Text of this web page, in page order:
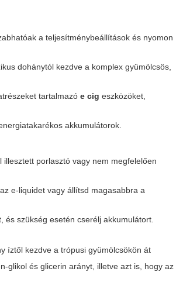
a teljesítménybeállítások és nyomon
dohánytól kezdve a komplex gyümölcsös,
tartalmazóe cig eszközöket,
akkumulátorok.
porlasztó vagy nem megfelelően
e-liquidet vagy állítsd magasabbra a
szükség esetén cserélj akkumulátort.
íztől kezdve a trópusi gyümölcsökön át
glikol és glicerin arányt, illetve azt is, hogy az